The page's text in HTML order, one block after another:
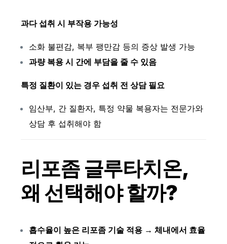
과다 섭취 시 부작용 가능성
소화 불편감, 복부 팽만감 등의 증상 발생 가능
과량 복용 시 간에 부담을 줄 수 있음
특정 질환이 있는 경우 섭취 전 상담 필요
임산부, 간 질환자, 특정 약물 복용자는 전문가와
상담 후 섭취해야 함
리포좀 글루타치온,
왜 선택해야 할까?
흡수율이 높은 리포좀 기술 적용 → 체내에서 효율